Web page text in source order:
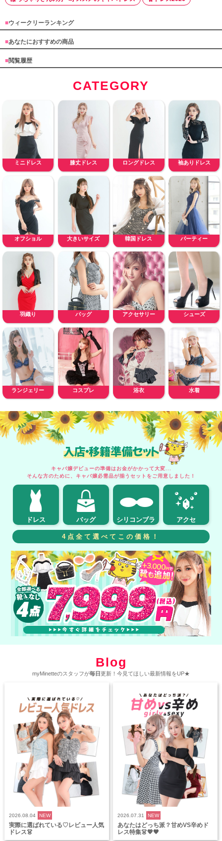
■ウィークリーランキング
■あなたにおすすめの商品
■閲覧履歴
CATEGORY
ミニドレス 膝丈ドレス ロングドレス 袖ありドレス
オフショル 大きいサイズ 韓国ドレス パーティー
羽織り バッグ アクセサリー シューズ
ランジェリー コスプレ 浴衣 水着
入店・移籍準備セット
キャバ嬢デビューの準備はお金がかかって大変...
そんな方のために、キャバ嬢必需品が揃うセットをご用意しました！
ドレス バッグ シリコンブラ アクセ
4点全て選べてこの価格！
Blog
myMinetteのスタッフが毎日更新！今見てほしい最新情報をUP★
2026.08.04 NEW
実際に選ばれている♡レビュー人気
ドレス👗
2026.07.31 NEW
あなたはどっち派？甘めVS辛めド
レス特集👗💖🖤